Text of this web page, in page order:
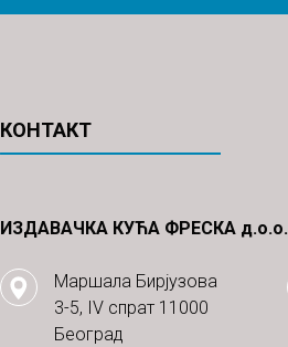
КОНТАКТ
ИЗДАВАЧКА КУЋА ФРЕСКА д.о.о.
Маршала Бирјузова
3-5, IV спрат 11000
Београд